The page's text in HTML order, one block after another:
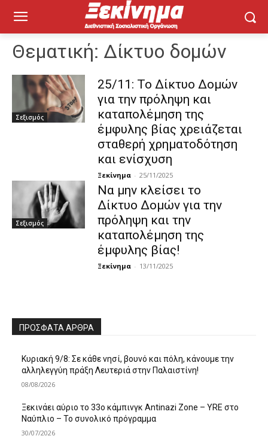
Θεματική: Δίκτυο δομών
Σεξισμός
25/11: Το Δίκτυο Δομών
για την πρόληψη και
καταπολέμηση της
έμφυλης βίας χρειάζεται
σταθερή χρηματοδότηση
και ενίσχυση
Ξεκίνημα - 25/11/2025
Σεξισμός
Να μην κλείσει το
Δίκτυο Δομών για την
πρόληψη και την
καταπολέμηση της
έμφυλης βίας!
Ξεκίνημα - 13/11/2025
ΠΡΌΣΦΑΤΑ ΆΡΘΡΑ
Κυριακή 9/8: Σε κάθε νησί, βουνό και πόλη, κάνουμε την
αλληλεγγύη πράξη Λευτεριά στην Παλαιστίνη!
08/08/2026
Ξεκινάει αύριο το 33ο κάμπινγκ Antinazi Zone – YRE στο
Ναύπλιο – Το συνολικό πρόγραμμα
30/07/2026